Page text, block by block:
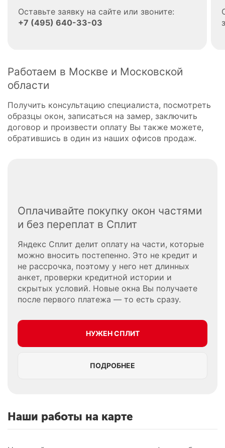
Оставьте заявку на сайте или звоните:
+7 (495) 640-33-03
Работаем в Москве и Московской
области
Получить консультацию специалиста, посмотреть
образцы окон, записаться на замер, заключить
договор и произвести оплату Вы также можете,
обратившись в один из наших офисов продаж.
Оплачивайте покупку окон частями
и без переплат в Сплит
Яндекс Сплит делит оплату на части, которые
можно вносить постепенно. Это не кредит и
не рассрочка, поэтому у него нет длинных
анкет, проверки кредитной истории и
скрытых условий. Новые окна Вы получаете
после первого платежа — то есть сразу.
НУЖЕН СПЛИТ
ПОДРОБНЕЕ
Наши работы на карте